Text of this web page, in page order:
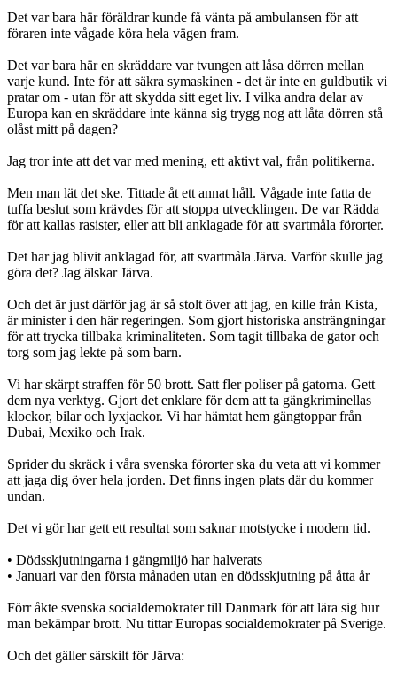
Det var bara här föräldrar kunde få vänta på ambulansen för att
föraren inte vågade köra hela vägen fram.
Det var bara här en skräddare var tvungen att låsa dörren mellan
varje kund. Inte för att säkra symaskinen - det är inte en guldbutik vi
pratar om - utan för att skydda sitt eget liv. I vilka andra delar av
Europa kan en skräddare inte känna sig trygg nog att låta dörren stå
olåst mitt på dagen?
Jag tror inte att det var med mening, ett aktivt val, från politikerna.
Men man lät det ske. Tittade åt ett annat håll. Vågade inte fatta de
tuffa beslut som krävdes för att stoppa utvecklingen. De var Rädda
för att kallas rasister, eller att bli anklagade för att svartmåla förorter.
Det har jag blivit anklagad för, att svartmåla Järva. Varför skulle jag
göra det? Jag älskar Järva.
Och det är just därför jag är så stolt över att jag, en kille från Kista,
är minister i den här regeringen. Som gjort historiska ansträngningar
för att trycka tillbaka kriminaliteten. Som tagit tillbaka de gator och
torg som jag lekte på som barn.
Vi har skärpt straffen för 50 brott. Satt fler poliser på gatorna. Gett
dem nya verktyg. Gjort det enklare för dem att ta gängkriminellas
klockor, bilar och lyxjackor. Vi har hämtat hem gängtoppar från
Dubai, Mexiko och Irak.
Sprider du skräck i våra svenska förorter ska du veta att vi kommer
att jaga dig över hela jorden. Det finns ingen plats där du kommer
undan.
Det vi gör har gett ett resultat som saknar motstycke i modern tid.
• Dödsskjutningarna i gängmiljö har halverats
• Januari var den första månaden utan en dödsskjutning på åtta år
Förr åkte svenska socialdemokrater till Danmark för att lära sig hur
man bekämpar brott. Nu tittar Europas socialdemokrater på Sverige.
Och det gäller särskilt för Järva: